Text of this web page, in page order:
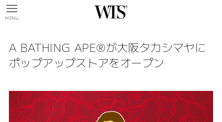
MENU
A BATHING APE®︎が大阪タカシマヤに
ポップアップストアをオープン